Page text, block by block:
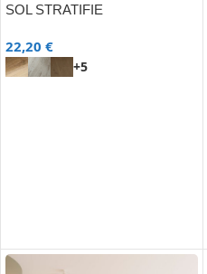
SOL STRATIFIE
22,20 €
+5